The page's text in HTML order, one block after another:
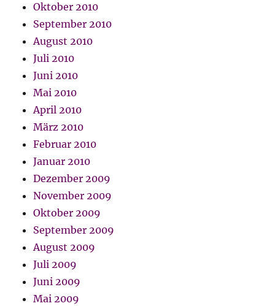
Oktober 2010
September 2010
August 2010
Juli 2010
Juni 2010
Mai 2010
April 2010
März 2010
Februar 2010
Januar 2010
Dezember 2009
November 2009
Oktober 2009
September 2009
August 2009
Juli 2009
Juni 2009
Mai 2009